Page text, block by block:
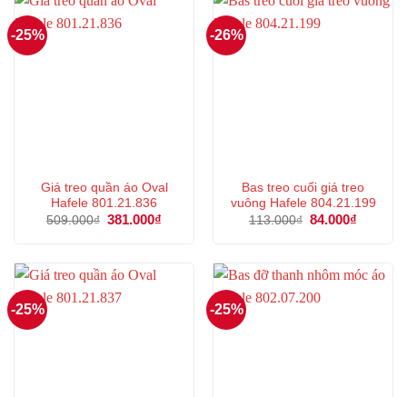
-25%
Giá treo quần áo Oval
Hafele 801.21.836
509.000₫ Giá
381.000₫
381.000₫.
-26%
Bas treo cuối giá treo
vuông Hafele 804.21.199
113.000₫ Giá
84.000₫
84.000₫.
-25% -25%